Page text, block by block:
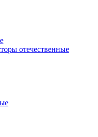
отечественные